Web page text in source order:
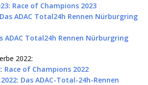
Race of Champions 2023
ADAC Total24h Rennen Nürburgring
ADAC Total24h Rennen Nürburgring
2022:
Race of Champions 2022
Das ADAC-Total-24h-Rennen